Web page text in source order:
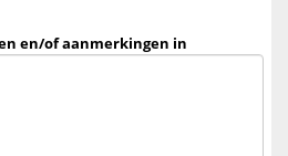
en/of aanmerkingen in